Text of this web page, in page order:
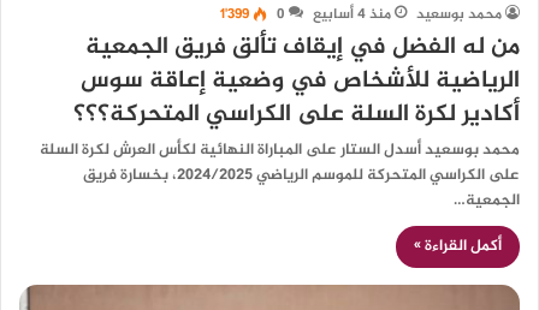
محمد بوسعيد منذ 4 أسابيع 0 1٬399
من له الفضل في إيقاف تألق فريق الجمعية
الرياضية للأشخاص في وضعية إعاقة سوس
أكادير لكرة السلة على الكراسي المتحركة؟؟؟
محمد بوسعيد أسدل الستار على المباراة النهائية لكأس العرش لكرة السلة
على الكراسي المتحركة للموسم الرياضي 2024/2025، بخسارة فريق
الجمعية…
أكمل القراءة »